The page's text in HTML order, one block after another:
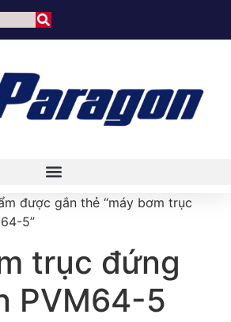
được gắn thẻ “máy bơm trục
5”
trục đứng
PVM64-5